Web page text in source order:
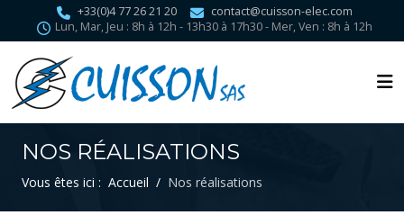
+33(0)4 77 26 21 20
contact@cuisson-elec.com
Lun, Mar, Jeu : 8h à 12h - 13h30 à 17h30 - Mer, Ven : 8h à 12h
NOS RÉALISATIONS
Vous êtes ici : Accueil Nos réalisations